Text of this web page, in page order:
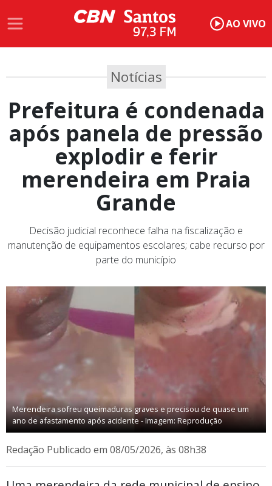
AO VIVO
Notícias
Prefeitura é condenada
após panela de pressão
explodir e ferir
merendeira em Praia
Grande
Decisão judicial reconhece falha na fiscalização e
manutenção de equipamentos escolares; cabe recurso por
parte do município
Merendeira sofreu queimaduras graves e precisou de quase um
ano de afastamento após acidente - Imagem: Reprodução
Redação Publicado em 08/05/2026, às 08h38